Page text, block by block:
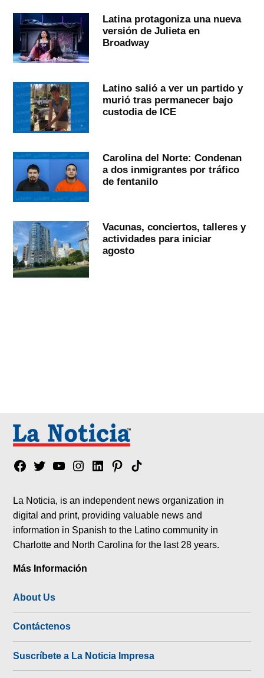
Latina protagoniza una nueva
versión de Julieta en
Broadway
Latino salió a ver un partido y
murió tras permanecer bajo
custodia de ICE
Carolina del Norte: Condenan
a dos inmigrantes por tráfico
de fentanilo
Vacunas, conciertos, talleres y
actividades para iniciar
agosto
Facebook
TwitterYouTubeInstagram
LinkedinPinterest
Tik
La Noticia, is an independent news organization in
digital and print, providing valuable news and
information in Spanish to the Latino community in
Charlotte and North Carolina for the last 28 years.
Más Información
About Us
Contáctenos
Suscríbete a La Noticia Impresa